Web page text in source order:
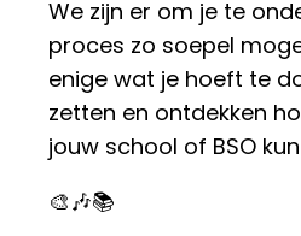
We zijn er om je te
proces zo soepel
enige wat je hoeft te
zetten en ontdekken
jouw school of BSO
🎨🎶📚